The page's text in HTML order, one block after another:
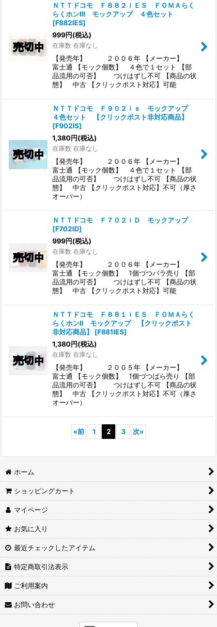
ＮＴＴドコモ Ｆ８８２ｉＥＳ ＦＯＭＡらく
らくホンIII モックアップ ４色セット
[F882IES]
999円(税込)
在庫数 在庫なし
【発売年】 ２００６年 【メーカー】
富士通 【モック個数】 ４色で１セット 【部
品流用の可否】 つけはずし不可 【商品の状
態】 中古 【クリックポスト対応】可能
ＮＴＴドコモ Ｆ９０２ｉｓ モックアップ
４色セット 【クリックポスト非対応商品】
[F902IS]
1,380円(税込)
在庫数 在庫なし
【発売年】 ２００６年 【メーカー】
富士通 【モック個数】 ４色で１セット 【部
品流用の可否】 つけはずし不可 【商品の状
態】 中古 【クリックポスト対応】不可（厚さ
オーバー）
ＮＴＴドコモ Ｆ７０２ｉＤ モックアップ
[F702ID]
999円(税込)
在庫数 在庫なし
【発売年】 ２００６年 【メーカー】
富士通 【モック個数】 1個づつバラ売り 【部
品流用の可否】 つけはずし不可 【商品の状
態】 中古 【クリックポスト対応】可能
ＮＴＴドコモ Ｆ８８１ｉＥＳ ＦＯＭＡらく
らくホンII モックアップ 【クリックポスト
非対応商品】
[F881IES]
1,380円(税込)
在庫数 在庫なし
【発売年】 ２００５年 【メーカー】
富士通 【モック個数】 1個づつばら売り 【部
品流用の可否】 つけはずし不可 【商品の状
態】 中古 【クリックポスト対応】不可（厚さ
オーバー）
«前 1 2 3 次»
ホーム
ショッピングカート
マイページ
お気に入り
最近チェックしたアイテム
特定商取引法表示
ご利用案内
お問い合わせ